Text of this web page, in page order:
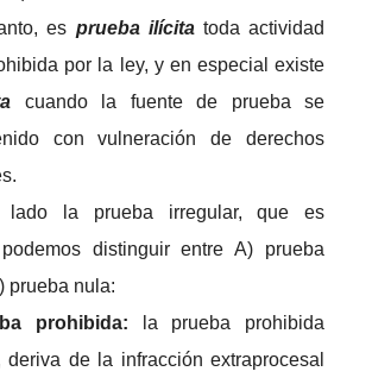
es prueba ilícitatoda actividad
por la ley, y en especial existe
cuando la fuente de prueba se
con vulneración de derechos
lado la prueba irregular, que es
distinguir entre A) prueba
prueba nula:
prohibida:
la prueba prohibida
deriva de la infracción extraprocesal